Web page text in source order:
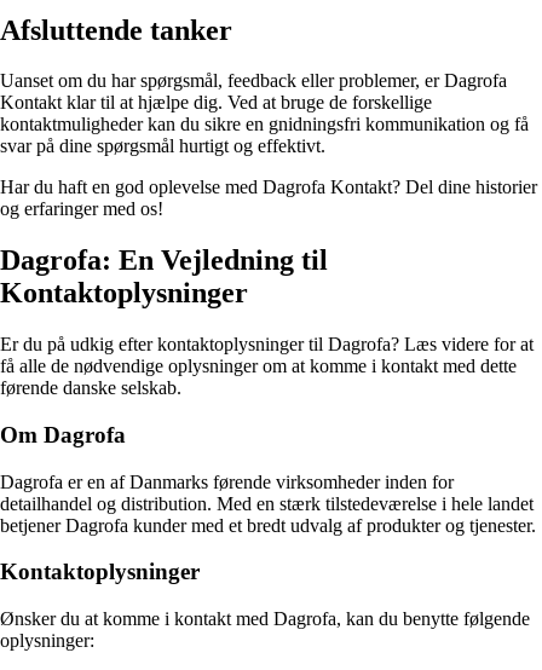
Afsluttende tanker
Uanset om du har spørgsmål, feedback eller problemer, er Dagrofa
Kontakt klar til at hjælpe dig. Ved at bruge de forskellige
kontaktmuligheder kan du sikre en gnidningsfri kommunikation og få
svar på dine spørgsmål hurtigt og effektivt.
Har du haft en god oplevelse med Dagrofa Kontakt? Del dine historier
og erfaringer med os!
Dagrofa: En Vejledning til
Kontaktoplysninger
Er du på udkig efter kontaktoplysninger til Dagrofa? Læs videre for at
få alle de nødvendige oplysninger om at komme i kontakt med dette
førende danske selskab.
Om Dagrofa
Dagrofa er en af Danmarks førende virksomheder inden for
detailhandel og distribution. Med en stærk tilstedeværelse i hele landet
betjener Dagrofa kunder med et bredt udvalg af produkter og tjenester.
Kontaktoplysninger
Ønsker du at komme i kontakt med Dagrofa, kan du benytte følgende
oplysninger: